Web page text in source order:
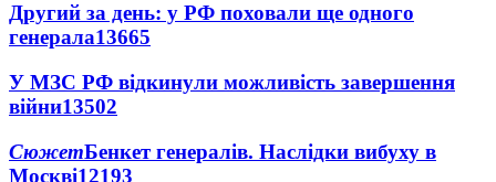
Другий за день: у РФ поховали ще одного
генерала13665
У МЗС РФ відкинули можливість завершення
війни13502
СюжетБенкет генералів. Наслідки вибуху в
Москві12193